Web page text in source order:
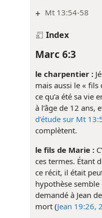
+ Mt 13:54-58
Index
Marc 6:3
le charpentier :
mais aussi le «
ce qu’a été sa vie
à l’âge de 12
d’étude sur Mt
complètent.
le fils de Marie :
ces termes. Étant
ce récit, il était
hypothèse
demandé à Jean
mort (Jean 19:26,